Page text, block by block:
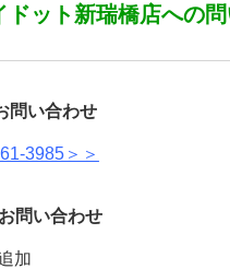
ドット新瑞橋店への
問い合わせ
3985＞＞
問い合わせ
加